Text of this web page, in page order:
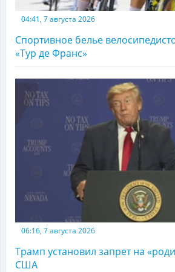
04:41, 7 августа 2026
Спортивное белье
«Тур де Франс»
06:16, 7 августа 2026
Трамп установил запрет на
США